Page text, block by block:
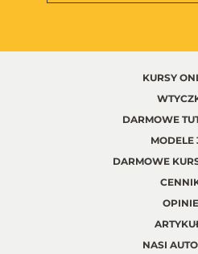
KURSY
DARMOWE
MODELE
DARMOWE
OPINIE
NASI